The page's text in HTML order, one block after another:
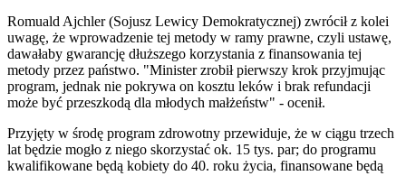
Romuald Ajchler (Sojusz Lewicy Demokratycznej) zwrócił z kolei
uwagę, że wprowadzenie tej metody w ramy prawne, czyli ustawę,
dawałaby gwarancję dłuższego korzystania z finansowania tej
metody przez państwo. "Minister zrobił pierwszy krok przyjmując
program, jednak nie pokrywa on kosztu leków i brak refundacji
może być przeszkodą dla młodych małżeństw" - ocenił.
Przyjęty w środę program zdrowotny przewiduje, że w ciągu trzech
lat będzie mogło z niego skorzystać ok. 15 tys. par; do programu
kwalifikowane będą kobiety do 40. roku życia, finansowane będą